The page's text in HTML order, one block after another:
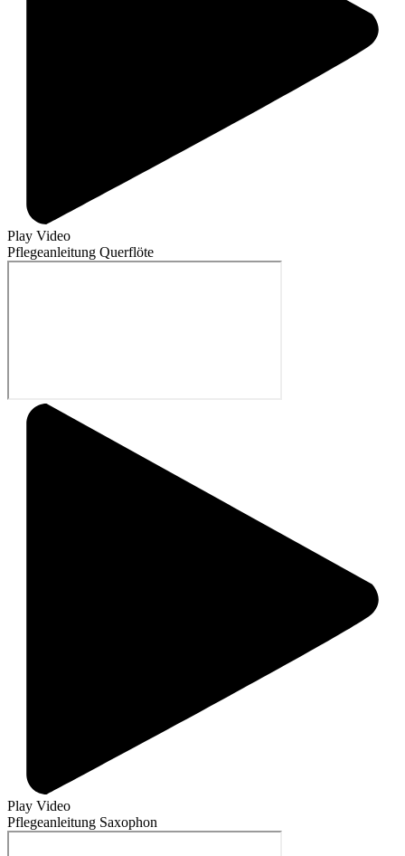
Play Video
Pflegeanleitung Querflöte
Play Video
Pflegeanleitung Saxophon